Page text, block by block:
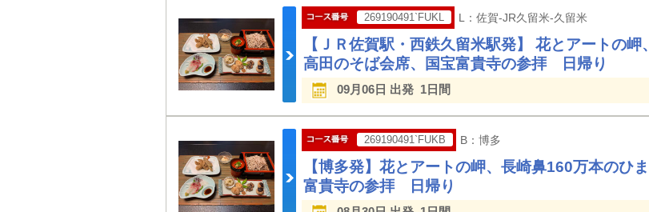
269190491`FUKL L：佐賀-JR久留米-久留米
【ＪＲ佐賀駅・西鉄久留米駅発】 花とアートの
高田のそば会席、国宝富貴寺の参拝 日帰り
09月06日 出発 1日間
269190491`FUKB B：博多
【博多発】花とアートの岬、長崎鼻160万本のひ
富貴寺の参拝 日帰り